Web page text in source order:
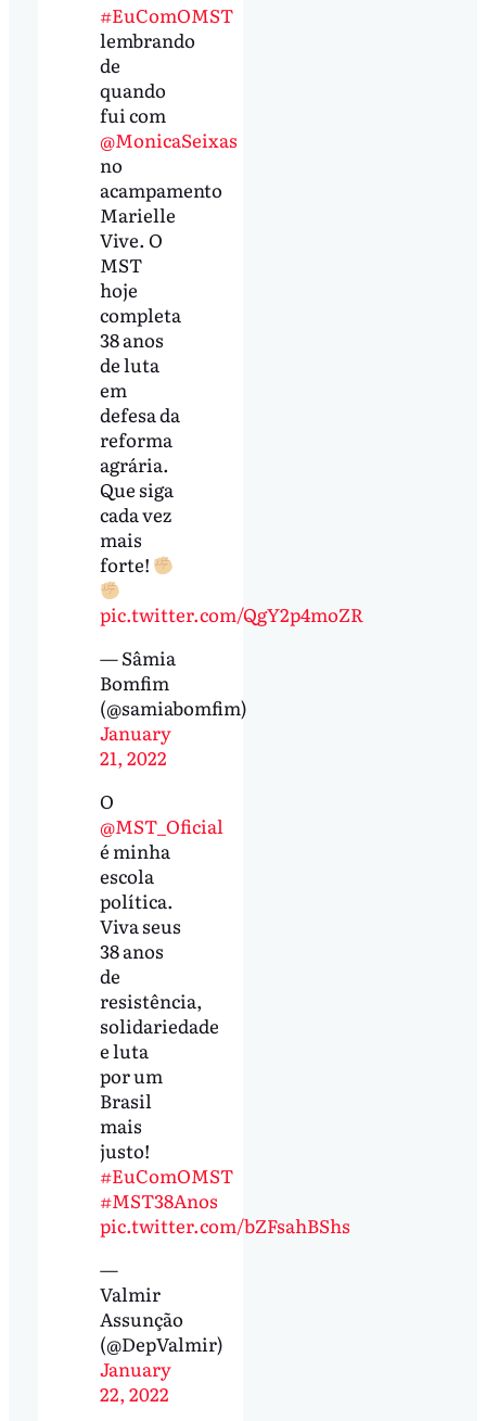
#EuComOMST
lembrando
de
quando
fui com
@MonicaSeixas
no
acampamento
Marielle
Vive. O
MST
hoje
completa
38 anos
de luta
em
defesa da
reforma
agrária.
Que siga
cada vez
mais
forte!
pic.twitter.com/QgY2p4moZR
— Sâmia
Bomfim
(@samiabomfim)
January
21, 2022
O
@MST_Oficial
é minha
escola
política.
Viva seus
38 anos
de
resistência,
solidariedade
e luta
por um
Brasil
mais
justo!
#EuComOMST
#MST38Anos
pic.twitter.com/bZFsahBShs
—
Valmir
Assunção
(@DepValmir)
January
22, 2022